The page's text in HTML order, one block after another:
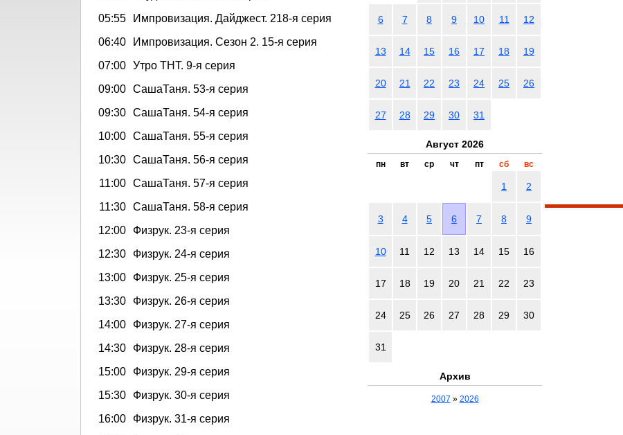
05:55
Импровизация. Дайджест. 218-я серия
06:40
Импровизация. Сезон 2. 15-я серия
07:00 Утро ТНТ. 9-я серия
09:00 СашаТаня. 53-я серия
09:30 СашаТаня. 54-я серия
10:00 СашаТаня. 55-я серия
10:30 СашаТаня. 56-я серия
11:00 СашаТаня. 57-я серия
11:30 СашаТаня. 58-я серия
12:00
Физрук. 23-я серия
12:30
Физрук. 24-я серия
13:00
Физрук. 25-я серия
13:30
Физрук. 26-я серия
14:00
Физрук. 27-я серия
14:30
Физрук. 28-я серия
15:00
Физрук. 29-я серия
15:30
Физрук. 30-я серия
16:00
Физрук. 31-я серия
6 7 8 9 10 11 12
13 14 15 16 17 18 19
20 21 22 23 24 25 26
27 28 29 30 31
Август 2026
пн вт ср чт пт сб вс
1 2
3 4 5 6 7 8 9
10 11 12 13 14 15 16
17 18 19 20 21 22 23
24 25 26 27 28 29 30
31
Архив
2007 » 2026